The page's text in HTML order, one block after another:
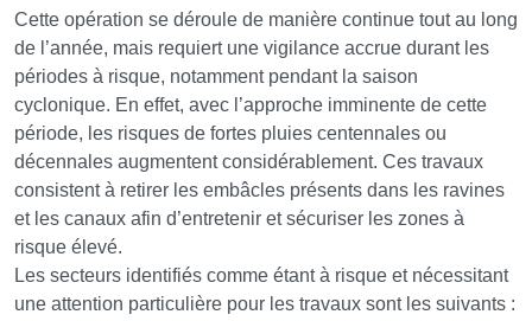
Cette opération se déroule de manière continue tout au long
de l’année, mais requiert une vigilance accrue durant les
périodes à risque, notamment pendant la saison
cyclonique. En effet, avec l’approche imminente de cette
période, les risques de fortes pluies centennales ou
décennales augmentent considérablement. Ces travaux
consistent à retirer les embâcles présents dans les ravines
et les canaux afin d’entretenir et sécuriser les zones à
risque élevé.
Les secteurs identifiés comme étant à risque et nécessitant
une attention particulière pour les travaux sont les suivants :